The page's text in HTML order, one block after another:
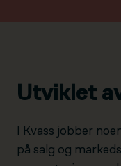
Utviklet
I Kvass jobber
på salg og